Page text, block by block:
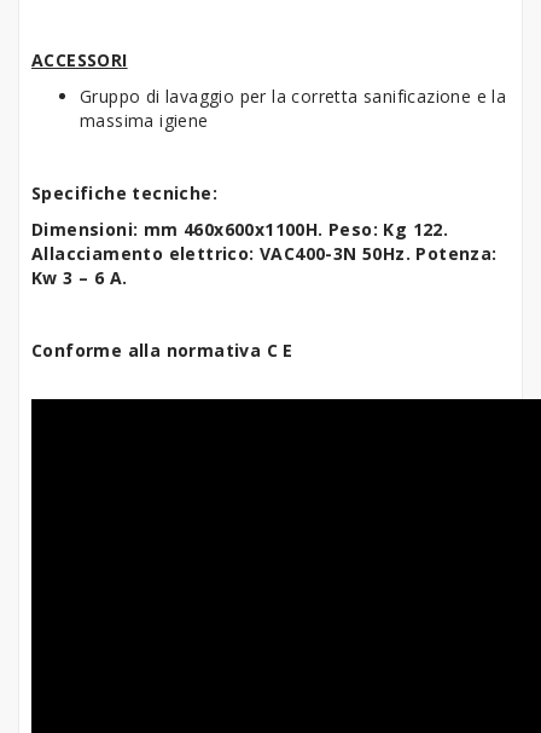
ACCESSORI
Gruppo di lavaggio per la corretta sanificazione e la
massima igiene
Specifiche tecniche:
Dimensioni: mm 460x600x1100H. Peso: Kg 122.
Allacciamento elettrico: VAC400-3N 50Hz. Potenza:
Kw 3 – 6 A.
Conforme alla normativa C E